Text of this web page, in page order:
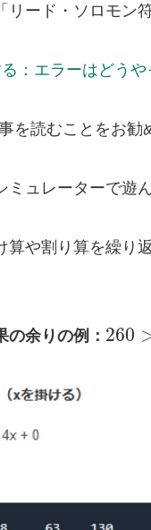
ード・ソロモン
：エラーはどう
を読むことをお勧
ミュレーターで遊
や割り算を繰り返
の余りの例： 260